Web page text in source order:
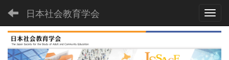
日本社会教育学会